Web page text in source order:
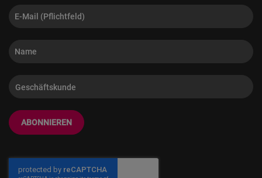
ABONNIEREN